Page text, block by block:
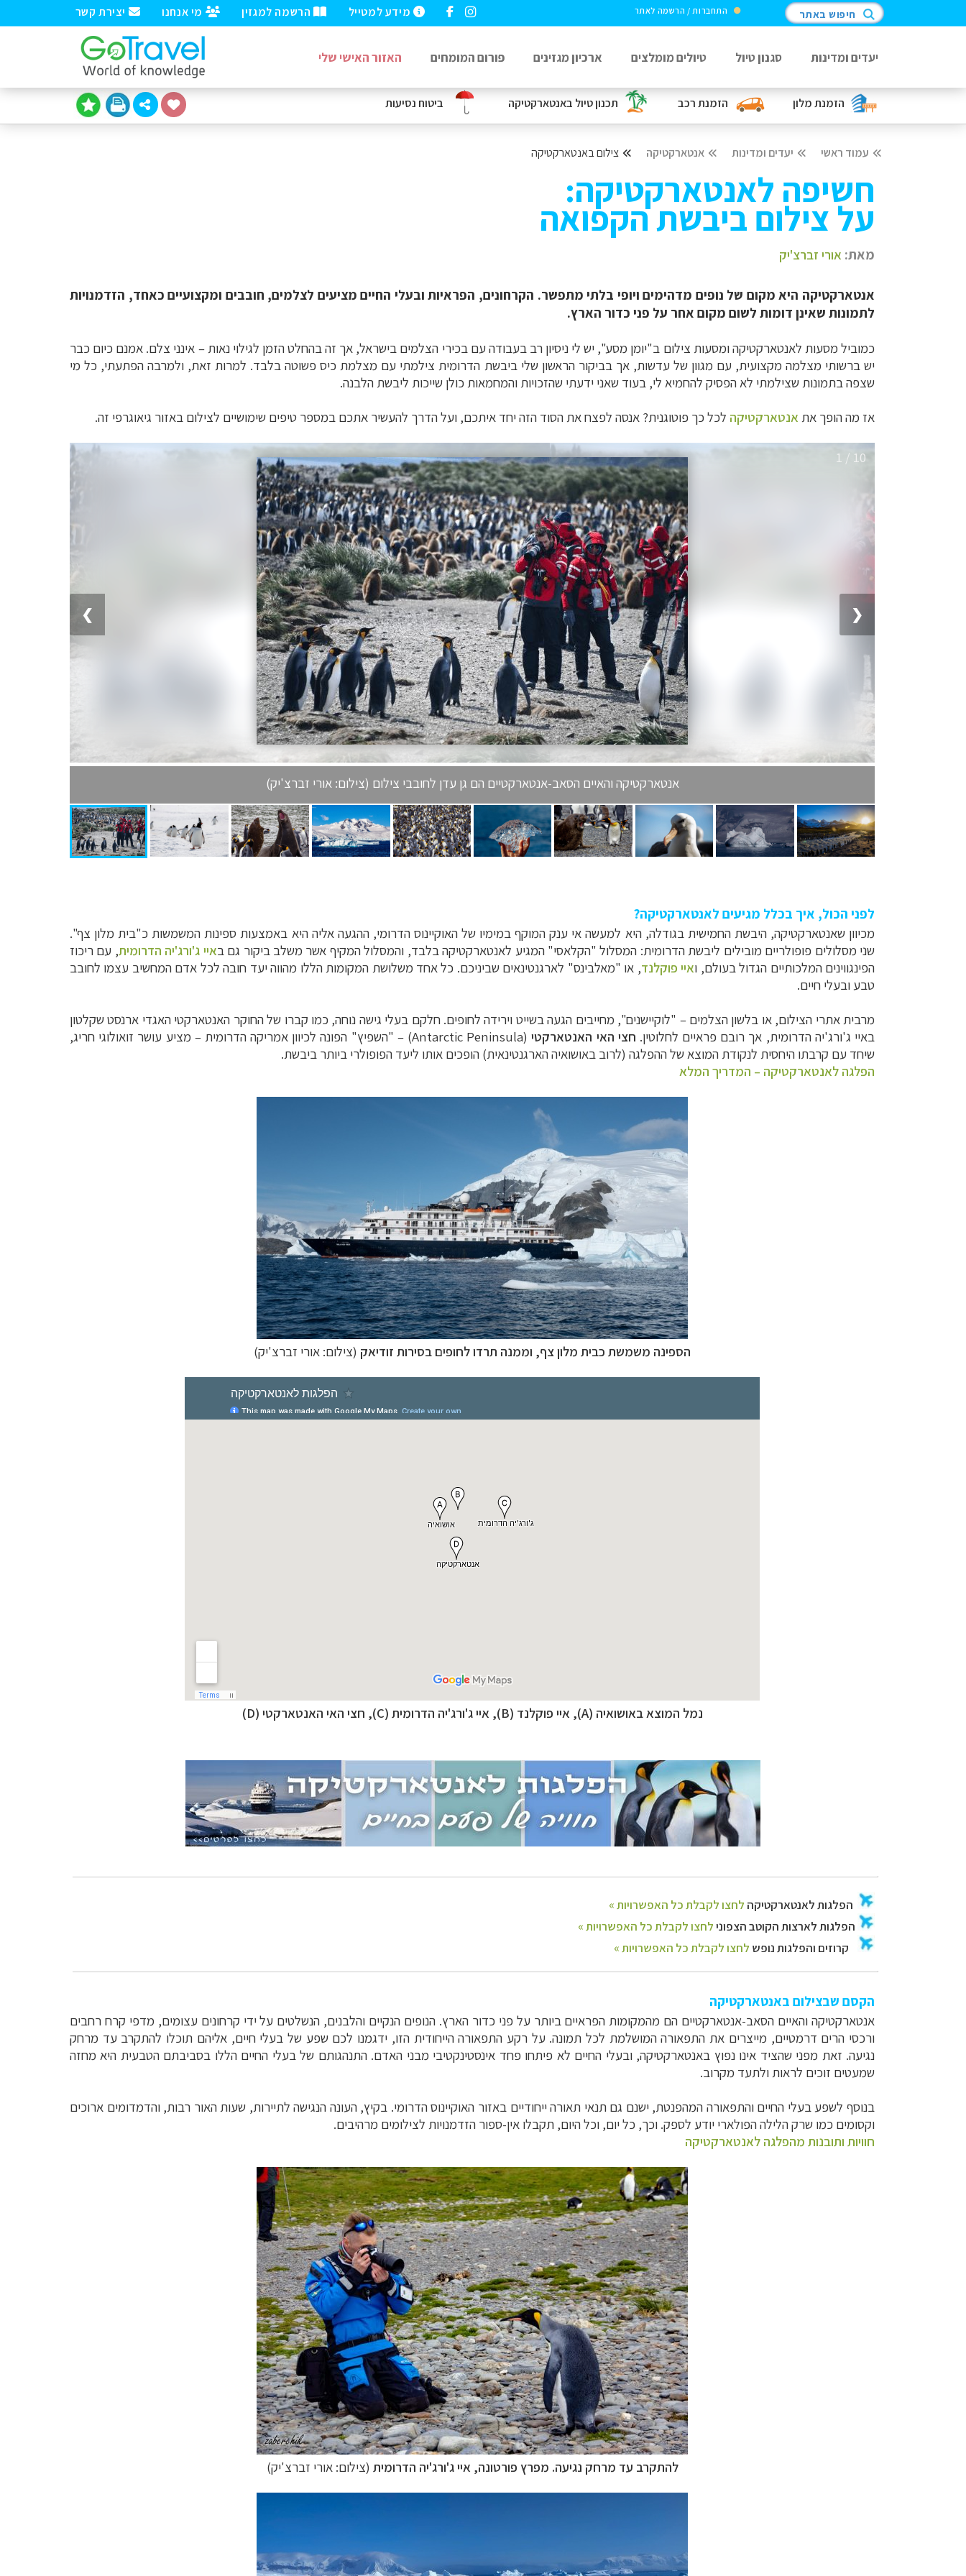
הזמנת מלון הזמנת רכב תכנון טיול באנטארקטיקה ביטוח נסיעות
יצירת קשר מי אנחנו הרשמה למגזין מידע למטייל התחברות / הרשמה לאתר חיפוש באתר
יעדים ומדינות סגנון טיול טיולים מומלצים ארכיון מגזינים פורום המומחים האזור האישי שלי
עמוד ראשי יעדים ומדינות אנטארקטיקה צילום באנטארקטיקה
חשיפה לאנטארקטיקה:
על צילום ביבשת הקפואה
מאת: אורי זברצ'יק
אנטארקטיקה היא מקום של נופים מדהימים ויופי בלתי מתפשר. הקרחונים, הפראיות ובעלי החיים מציעים לצלמים, חובבים ומקצועיים כאחד, הזדמנויות
לתמונות שאינן דומות לשום מקום אחר על פני כדור הארץ.
כמוביל מסעות לאנטארקטיקה ומסעות צילום ב"יומן מסע", יש לי ניסיון רב בעבודה עם בכירי הצלמים בישראל, אך זה בהחלט הזמן לגילוי נאות – אינני צלם. אמנם כיום כבר
יש ברשותי מצלמה מקצועית, עם מגוון של עדשות, אך בביקור הראשון שלי ביבשת הדרומית צילמתי עם מצלמת כיס פשוטה בלבד. למרות זאת, ולמרבה הפתעתי, כל מי
שצפה בתמונות שצילמתי לא הפסיק להחמיא לי, בעוד שאני ידעתי שהזכויות והמחמאות כולן שייכות ליבשת הלבנה.
אז מה הופך את אנטארקטיקה לכל כך פוטוגנית? אנסה לפצח את הסוד הזה יחד איתכם, ועל הדרך להעשיר אתכם במספר טיפים שימושיים לצילום באזור גיאוגרפי זה.
1 / 10
❯ ❮
אנטארקטיקה והאיים הסאב-אנטארקטיים הם גן עדן לחובבי צילום (צילום: אורי זברצ'יק)
לפני הכול, איך בכלל מגיעים לאנטארקטיקה?
מכיוון שאנטארקטיקה, היבשת החמישית בגודלה, היא למעשה אי ענק המוקף במימיו של האוקיינוס הדרומי, ההגעה אליה היא באמצעות ספינות המשמשות כ"בית מלון צף".
שני מסלולים פופולריים מובילים ליבשת הדרומית: המסלול "הקלאסי" המגיע לאנטארקטיקה בלבד, והמסלול המקיף אשר משלב ביקור גם באיי ג'ורג'יה הדרומית, עם ריכוז
הפינגווינים המלכותיים הגדול בעולם, ואיי פוקלנד, או "מאלבינס" לארגנטינאים שביניכם. כל אחד משלושת המקומות הללו מהווה יעד חובה לכל אדם המחשיב עצמו לחובב
טבע ובעלי חיים.
מרבית אתרי הצילום, או בלשון הצלמים – "לוקיישנים", מחייבים הגעה בשייט וירידה לחופים. חלקם בעלי גישה נוחה, כמו קברו של החוקר האנטארקטי האגדי ארנסט שקלטון
באיי ג'ורג'יה הדרומית, אך רובם פראיים לחלוטין. חצי האי האנטארקטי(
Antarctic Peninsula) – "השפיץ" הפונה לכיוון אמריקה הדרומית – מציע עושר זואולוגי חריג,
שיחד עם קרבתו היחסית לנקודת המוצא של ההפלגה (לרוב באושואיה הארגנטינאית) הופכים אותו ליעד הפופולרי ביותר ביבשת.
הפלגה לאנטארקטיקה – המדריך המלא
הספינה משמשת כבית מלון צף, וממנה תרדו לחופים בסירות זודיאק (צילום: אורי זברצ'יק)
נמל המוצא באושואיה (A), איי פוקלנד (B), איי ג'ורג'יה הדרומית (C), חצי האי האנטארקטי (D)
הקסם שבצילום באנטארקטיקה
אנטארקטיקה והאיים הסאב-אנטארקטיים הם מהמקומות הפראיים ביותר על פני כדור הארץ. הנופים הנקיים והלבנים, הנשלטים על ידי קרחונים עצומים, מדפי קרח רחבים
ורכסי הרים דרמטיים, מייצרים את התפאורה המושלמת לכל תמונה. על רקע התפאורה הייחודית הזו, ידגמנו לכם שפע של בעלי חיים, אליהם תוכלו להתקרב עד מרחק
נגיעה. זאת מפני שהציד אינו נפוץ באנטארקטיקה, ובעלי החיים לא פיתחו פחד אינסטינקטיבי מבני האדם. התנהגותם של בעלי החיים הללו בסביבתם הטבעית היא מחזה
שמעטים זוכים לראות ולתעד מקרוב.
בנוסף לשפע בעלי החיים והתפאורה המהפנטת, ישנם גם תנאי תאורה ייחודיים באזור האוקיינוס הדרומי. בקיץ, העונה הנגישה לתיירות, שעות האור רבות, והדמדומים ארוכים
וקסומים כמו שרק הלילה הפולארי יודע לספק. וכך, כל יום, וכל היום, תקבלו אין-ספור הזדמנויות לצילומים מרהיבים.
חוויות ותובנות מהפלגה לאנטארקטיקה
להתקרב עד מרחק נגיעה. מפרץ פורטונה, איי ג'ורג'יה הדרומית (צילום: אורי זברצ'יק)